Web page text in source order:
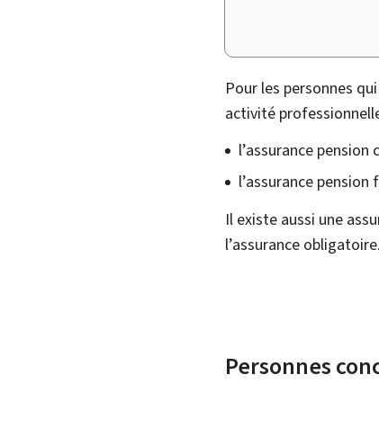
Pour les personnes
activité
l’assurance pension
l’assurance
Il existe aussi une
l’assurance obligatoire.
Personnes